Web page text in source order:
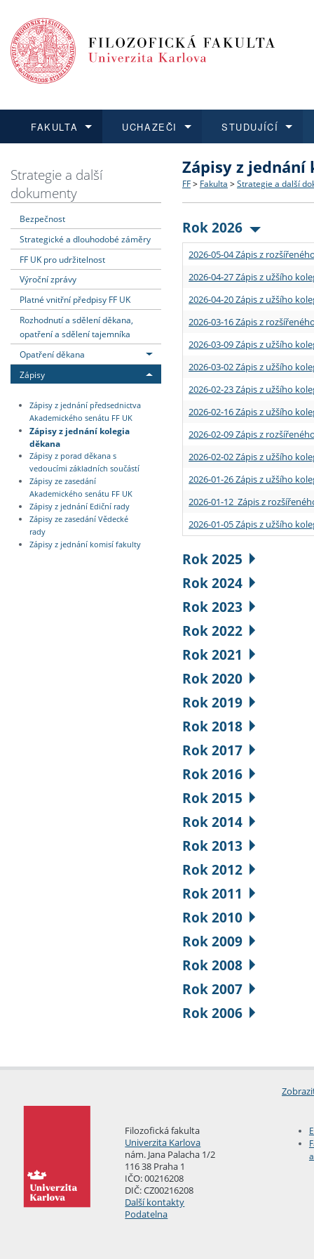
FAKULTA
Dozvědět se více
Struktura a historie
Strategie a další
Podpora a benefity pro
Absolventi fakulty
UCHAZEČI
Podat přihlášku
Co studovat a jak se
Učitelské studijní
Informace k průběhu
STUDUJÍCÍ
Dozvědět se více
Bakalářské a magisterské
Doktorské studium
Rigorózní řízení
Dozvědět se více
O vědě a výzkumu na FF
Akademické kvalifikace
Granty a projekty
Dozvědět se více
Aktuální nabídky a
Vyjíždějící studenti
Přijíždějící studenti
Vyjíždějící zaměstnanci
Strategie a další
dokumenty
Bezpečnost
Strategické a dlouhodobé záměry
FF UK pro udržitelnost
Výroční zprávy
Platné vnitřní předpisy FF UK
Rozhodnutí a sdělení děkana,
opatření a sdělení tajemníka
Opatření děkana
Zápisy
Zápisy z jednání předsednictva
Akademického senátu FF UK
Zápisy z jednání kolegia
děkana
Zápisy z porad děkana s
vedoucími základních součástí
Zápisy ze zasedání
Akademického senátu FF UK
Zápisy z jednání Ediční rady
Zápisy ze zasedání Vědecké
rady
Zápisy z jednání komisí fakulty
Zápisy z jednání
FF > Fakulta > Strategie a další
Rok 2026
2026-05-04 Zápis z
2026-04-27 Zápis z užšího
2026-04-20 Zápis z užšího
2026-03-16 Zápis z
2026-03-09 Zápis z užšího
2026-03-02 Zápis z užšího
2026-02-23 Zápis z užšího
2026-02-16 Zápis z užšího
2026-02-09 Zápis z
2026-02-02 Zápis z užšího
2026-01-26 Zápis z užšího
2026-01-12 Zápis z
2026-01-05 Zápis z užšího
Rok 2025
Rok 2024
Rok 2023
Rok 2022
Rok 2021
Rok 2020
Rok 2019
Rok 2018
Rok 2017
Rok 2016
Rok 2015
Rok 2014
Rok 2013
Rok 2012
Rok 2011
Rok 2010
Rok 2009
Rok 2008
Rok 2007
Rok 2006
Filozofická fakulta
Univerzita Karlova
nám. Jana Palacha 1/2
116 38 Praha 1
IČO: 00216208
DIČ: CZ00216208
Další kontakty
Podatelna